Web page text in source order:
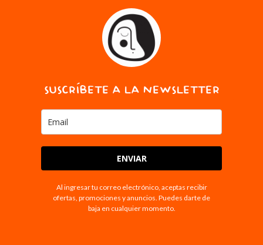
SUSCRÍBETE A LA NEWSLETTER
ENVIAR
Al ingresar tu correo electrónico, aceptas recibir
ofertas, promociones y anuncios. Puedes darte de
baja en cualquier momento.